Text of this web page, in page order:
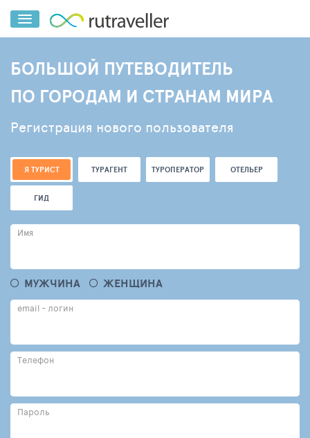
БОЛЬШОЙ ПУТЕВОДИТЕЛЬ
ПО ГОРОДАМ И СТРАНАМ МИРА
Регистрация нового пользователя
Я ТУРИСТ ТУРАГЕНТ ТУРОПЕРАТОР ОТЕЛЬЕР
ГИД
Имя
МУЖЧИНА ЖЕНЩИНА
email - логин
Телефон
Пароль